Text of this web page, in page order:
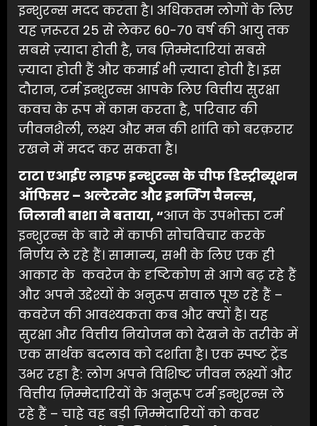
इन्शुरन्स मदद करता है। अधिकतम लोगों के लिए
यह ज़रूरत 25 से लेकर 60-70 वर्ष की आयु तक
सबसे ज़्यादा होती है, जब ज़िम्मेदारियां सबसे
ज़्यादा होती हैं और कमाई भी ज़्यादा होती है। इस
दौरान, टर्म इन्शुरन्स आपके लिए वित्तीय सुरक्षा
कवच के रूप में काम करता है, परिवार की
जीवनशैली, लक्ष्य और मन की शांति को बरक़रार
रखने में मदद कर सकता है।
टाटाएआईएलाइफइन्शुरन्सकेचीफडिस्ट्रीब्यूशन
ऑफिसर – अल्टेरनेट औरइमर्जिंगचैनल्स,
जिलानीबाशानेबताया, “आज के उपभोक्ता टर्म
इन्शुरन्स के बारे में काफी सोचविचार करके
निर्णय ले रहे हैं। सामान्य, सभी के लिए एक ही
आकार के कवरेज के दृष्टिकोण से आगे बढ़ रहे हैं
और अपने उद्देश्यों के अनुरूप सवाल पूछ रहे हैं –
कवरेज की आवश्यकता कब और क्यों है। यह
सुरक्षा और वित्तीय नियोजन को देखने के तरीके में
एक सार्थक बदलाव को दर्शाता है। एक स्पष्ट ट्रेंड
उभर रहा है: लोग अपने विशिष्ट जीवन लक्ष्यों और
वित्तीय ज़िम्मेदारियों के अनुरूप टर्म इन्शुरन्स ले
रहे हैं – चाहे वह बड़ी ज़िम्मेदारियों को कवर